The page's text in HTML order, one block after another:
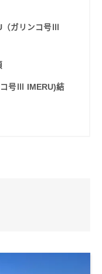
ガリンコ号Ⅲ
号Ⅲ IMERU)結